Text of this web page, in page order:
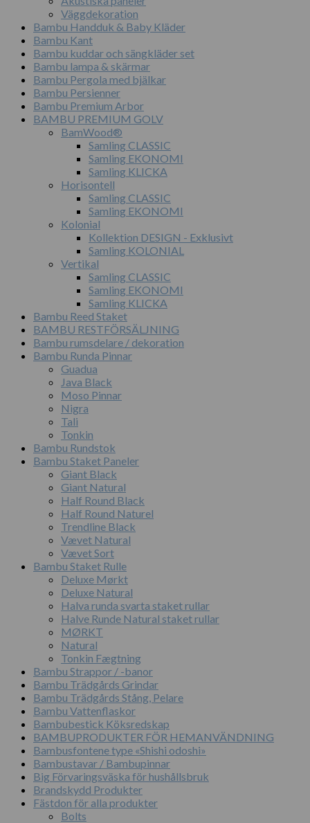
Väggdekoration
Bambu Handduk & Baby Kläder
Bambu Kant
Bambu kuddar och sängkläder set
Bambu lampa & skärmar
Bambu Pergola med bjälkar
Bambu Persienner
Bambu Premium Arbor
BAMBU PREMIUM GOLV
BamWood®
Samling CLASSIC
Samling EKONOMI
Samling KLICKA
Horisontell
Samling CLASSIC
Samling EKONOMI
Kolonial
Kollektion DESIGN - Exklusivt
Samling KOLONIAL
Vertikal
Samling CLASSIC
Samling EKONOMI
Samling KLICKA
Bambu Reed Staket
BAMBU RESTFÖRSÄLJNING
Bambu rumsdelare / dekoration
Bambu Runda Pinnar
Guadua
Java Black
Moso Pinnar
Nigra
Tali
Tonkin
Bambu Rundstok
Bambu Staket Paneler
Giant Black
Giant Natural
Half Round Black
Half Round Naturel
Trendline Black
Vævet Natural
Vævet Sort
Bambu Staket Rulle
Deluxe Mørkt
Deluxe Natural
Halva runda svarta staket rullar
Halve Runde Natural staket rullar
MØRKT
Natural
Tonkin Fægtning
Bambu Strappor / -banor
Bambu Trädgårds Grindar
Bambu Trädgårds Stång, Pelare
Bambu Vattenflaskor
Bambubestick Köksredskap
BAMBUPRODUKTER FÖR HEMANVÄNDNING
Bambusfontene type «Shishi odoshi»
Bambustavar / Bambupinnar
Big Förvaringsväska för hushållsbruk
Brandskydd Produkter
Fästdon för alla produkter
Bolts